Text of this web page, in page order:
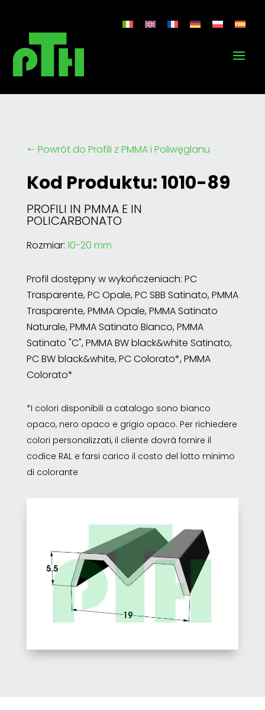
# Powrót do Profili z PMMA i Poliwęglanu
Kod Produktu: 1010-89
PROFILI IN PMMA E IN
POLICARBONATO
Rozmiar: 10-20 mm
Profil dostępny w wykończeniach: PC
Trasparente, PC Opale, PC SBB Satinato, PMMA
Trasparente, PMMA Opale, PMMA Satinato
Naturale, PMMA Satinato Bianco, PMMA
Satinato "C", PMMA BW black&white Satinato,
PC BW black&white, PC Colorato*, PMMA
Colorato*
*I colori disponibili a catalogo sono bianco
opaco, nero opaco e grigio opaco. Per richiedere
colori personalizzati, il cliente dovrà fornire il
codice RAL e farsi carico il costo del lotto minimo
di colorante